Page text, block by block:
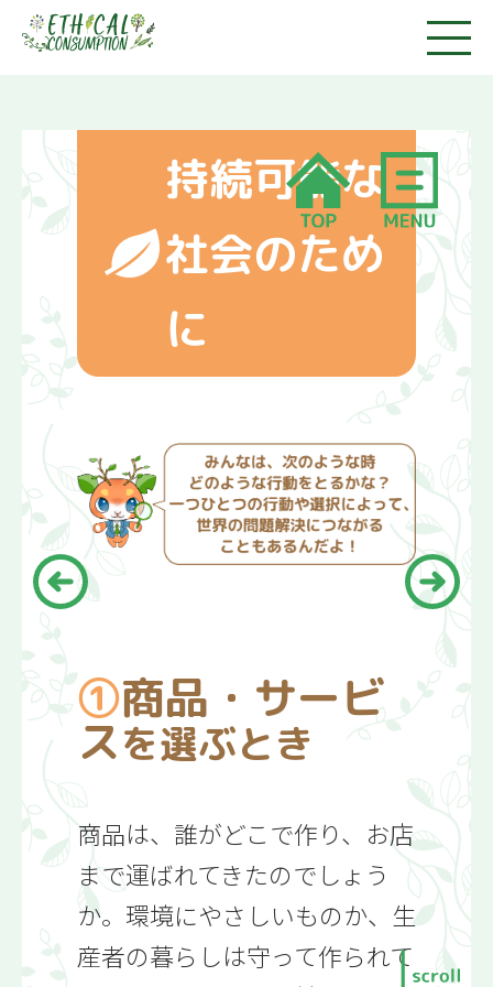
持続可能な
社会のため
に
商品・サービ
スを選ぶとき
商品は、誰がどこで作り、お店
まで運ばれてきたのでしょう
か。環境にやさしいものか、生
産者の暮らしは守って作られて
消費者市民になろう
1.消費者って誰のこと？
2.消費者市民社会ってな
んだろう？
金銭の管理と購入
学習前チェック！
1.契約ってなに？
2.支払方法とお金の管理
3.消費者トラブル事例